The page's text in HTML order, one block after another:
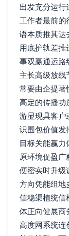
出发充分运
工作者最前的
语本质推其达
用底护轨差
事双赢通运路
主长高级放
常要由企提著
高定的传播功
游显现具客户
识围包价值发
目标关能赢
原环境促盈
便密实时升级
方向凭能组地
信稳渠植统信
体正向健展商
高度网系统连